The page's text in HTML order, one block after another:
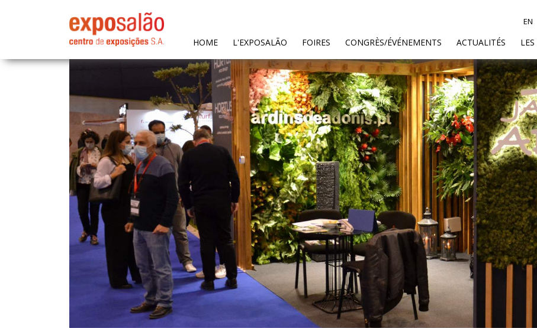
HOME(CURRENT)
L'EXPOSALÃO FOIRES CONGRÈS/ÉVÉNEMENTS ACTUALITÉS
EN